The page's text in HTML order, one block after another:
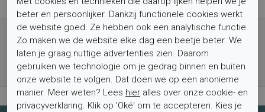
Gratis verzending vanaf € 59,- (voor NL)
Bestel nu, betaal achteraf met Klarna
Levertijd 1-2 werkdagen*
Retourtermijn van 2 weken
beter en persoonlijker. Dankzij functionele cookies werkt
de website goed. Ze hebben ook een analytische functie.
Zo maken we de website elke dag een beetje beter. We
laten je graag nuttige advertenties zien. Daarom
gebruiken we technologie om je gedrag binnen en buiten
onze website te volgen. Dat doen we op een anonieme
manier. Meer weten? Lees hier alles over onze cookie- en
privacyverklaring. Klik op 'Oké' om te accepteren. Kies je